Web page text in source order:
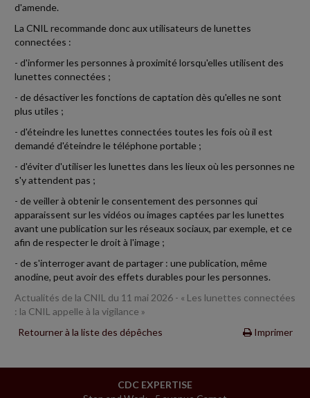
d'amende.
La CNIL recommande donc aux utilisateurs de lunettes
connectées :
- d'informer les personnes à proximité lorsqu'elles utilisent des
lunettes connectées ;
- de désactiver les fonctions de captation dès qu'elles ne sont
plus utiles ;
- d'éteindre les lunettes connectées toutes les fois où il est
demandé d'éteindre le téléphone portable ;
- d'éviter d'utiliser les lunettes dans les lieux où les personnes ne
s'y attendent pas ;
- de veiller à obtenir le consentement des personnes qui
apparaissent sur les vidéos ou images captées par les lunettes
avant une publication sur les réseaux sociaux, par exemple, et ce
afin de respecter le droit à l'image ;
- de s'interroger avant de partager : une publication, même
anodine, peut avoir des effets durables pour les personnes.
Actualités de la CNIL du 11 mai 2026 - « Les lunettes connectées
: la CNIL appelle à la vigilance »
Retourner à la liste des dépêches
Imprimer
CDC EXPERTISE